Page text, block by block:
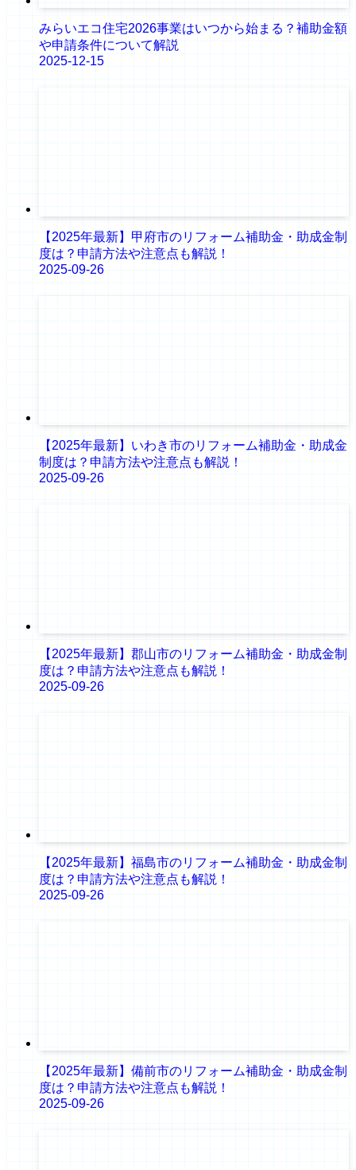
みらいエコ住宅2026事業はいつから始まる？補助金額
や申請条件について解説
2025-12-15
【2025年最新】甲府市のリフォーム補助金・助成金制
度は？申請方法や注意点も解説！
2025-09-26
【2025年最新】いわき市のリフォーム補助金・助成金
制度は？申請方法や注意点も解説！
2025-09-26
【2025年最新】郡山市のリフォーム補助金・助成金制
度は？申請方法や注意点も解説！
2025-09-26
【2025年最新】福島市のリフォーム補助金・助成金制
度は？申請方法や注意点も解説！
2025-09-26
【2025年最新】備前市のリフォーム補助金・助成金制
度は？申請方法や注意点も解説！
2025-09-26